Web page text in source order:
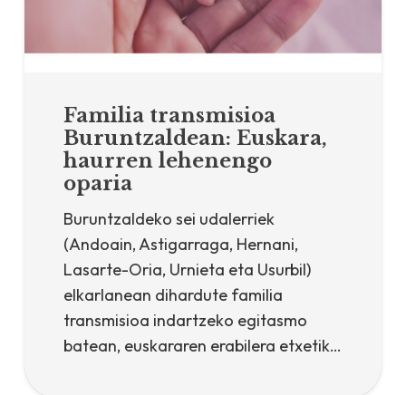
Familia transmisioa
Buruntzaldean: Euskara,
haurren lehenengo
oparia
Buruntzaldeko sei udalerriek
(Andoain, Astigarraga, Hernani,
Lasarte-Oria, Urnieta eta Usurbil)
elkarlanean dihardute familia
transmisioa indartzeko egitasmo
batean, euskararen erabilera etxetik…